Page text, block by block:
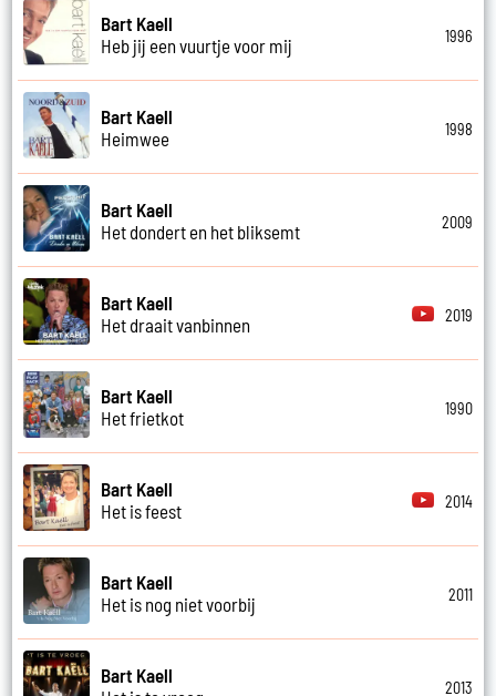
Bart Kaell
Heb jij een vuurtje voor mij
1996
Bart Kaell
Heimwee
1998
Bart Kaell
Het dondert en het bliksemt
2009
Bart Kaell
Het draait vanbinnen
2019
Bart Kaell
Het frietkot
1990
Bart Kaell
Het is feest
2014
Bart Kaell
Het is nog niet voorbij
2011
Bart Kaell
2013